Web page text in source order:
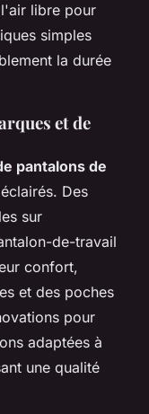
libre pour
simples
la durée
et de
pantalons de
Des
sur
de-travail
confort,
et des poches
pour
adaptées à
une qualité